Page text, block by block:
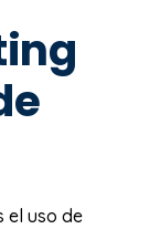
el uso de